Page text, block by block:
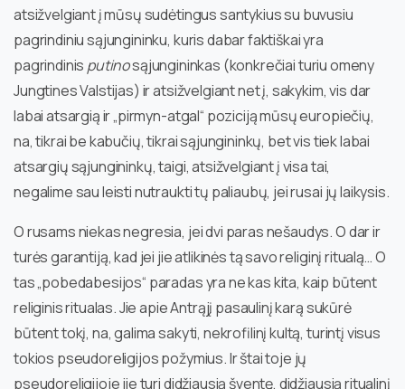
atsižvelgiant į mūsų sudėtingus santykius su buvusiu
pagrindiniu sąjungininku, kuris dabar faktiškai yra
pagrindinis putinosąjungininkas (konkrečiai turiu omeny
Jungtines Valstijas) ir atsižvelgiant net į, sakykim, vis dar
labai atsargią ir „pirmyn-atgal“ poziciją mūsų europiečių,
na, tikrai be kabučių, tikrai sąjungininkų, bet vis tiek labai
atsargių sąjungininkų, taigi, atsižvelgiant į visa tai,
negalime sau leisti nutraukti tų paliaubų, jei rusai jų laikysis.
O rusams niekas negresia, jei dvi paras nešaudys. O dar ir
turės garantiją, kad jei jie atlikinės tą savo religinį ritualą… O
tas „pobedabesijos“ paradas yra ne kas kita, kaip būtent
religinis ritualas. Jie apie Antrąjį pasaulinį karą sukūrė
būtent tokį, na, galima sakyti, nekrofilinį kultą, turintį visus
tokios pseudoreligijos požymius. Ir štai toje jų
pseudoreligijoje jie turi didžiausią šventę, didžiausią ritualinį